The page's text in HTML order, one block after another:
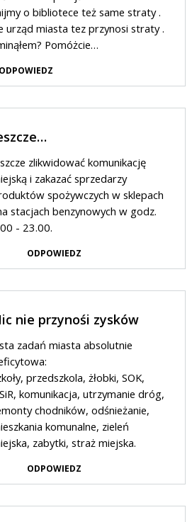
o bibliotece też same straty .
urząd miasta tez przynosi straty .
Pomóżcie…
ODPOWIEDZ
zlikwidować komunikację
i zakazać sprzedarzy
spożywczych w sklepach
stacjach benzynowych w godz.
- 23.00.
ODPOWIEDZ
nie przynośi zysków
zadań miasta absolutnie
przedszkola, żłobki, SOK,
komunikacja, utrzymanie dróg,
chodników, odśnieżanie,
komunalne, zieleń
zabytki, straż miejska.
ODPOWIEDZ